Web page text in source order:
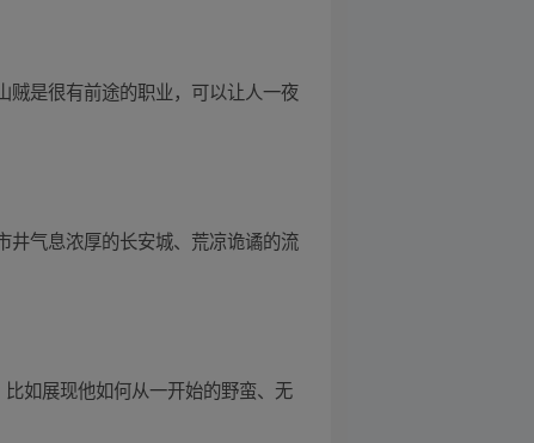
贼是很有前途的职业，可以让人一夜
井气息浓厚的长安城、荒凉诡谲的流
如展现他如何从一开始的野蛮、无